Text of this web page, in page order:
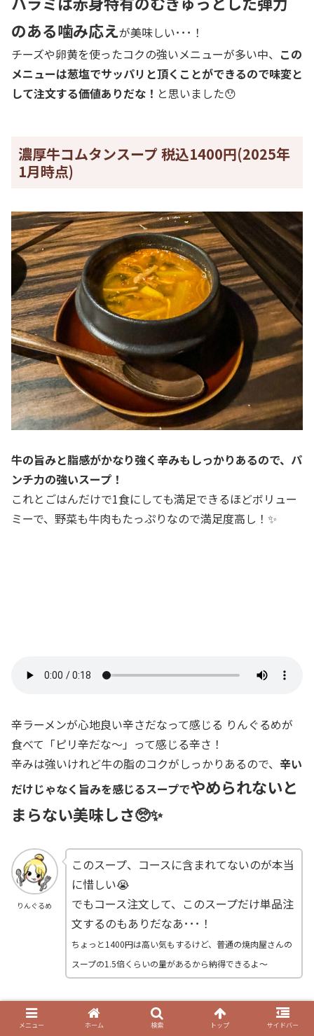
のある噛み応えが美味しい･･･！
チーズや卵黄を使ったコクの強いメニューが多い中、 この
メニューは葱塩でサッパリと頂くことができるので味変と
して注文する価値ありだな！ と思いました😯
濃厚牛コムタンスープ 税込1400円(2025年
1月時点)
牛の旨みと脂感がかなり強く辛みもしっかりあるので、パ
ンチ力の強いスープ！
これとごはんだけで1食にしても満足できるほどボリュー
ミーで、野菜も牛肉もたっぷりなので満足度高し！✨
辛ラーメンが心地良い辛さだなって感じる りんぐるめが
食べて「ピリ辛だな～」って感じる辛さ！
辛みは強いけれど牛の脂のコクがしっかりあるので、 辛い
だけじゃなく旨みを感じるスープでやめられないと
まらない美味しさ🥺✨
りんぐるめ
このスープ、コースに含まれてないのが本当
に惜しい😭
でもコース注文して、このスープだけ単品注
文するのもありだなあ･･･！
ちょっと1400円は高い気もするけど、普通の焼肉屋さんの
スープの1.5倍くらいの量があるから納得できるよ～
[ad]
メニュー ホーム 検索 トップ サイドバー